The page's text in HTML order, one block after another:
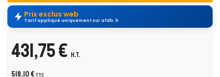
Prix exclus web
Tarif appliqué uniquement sur afdb.fr
431,75 € H.T.
518,10 € TTC